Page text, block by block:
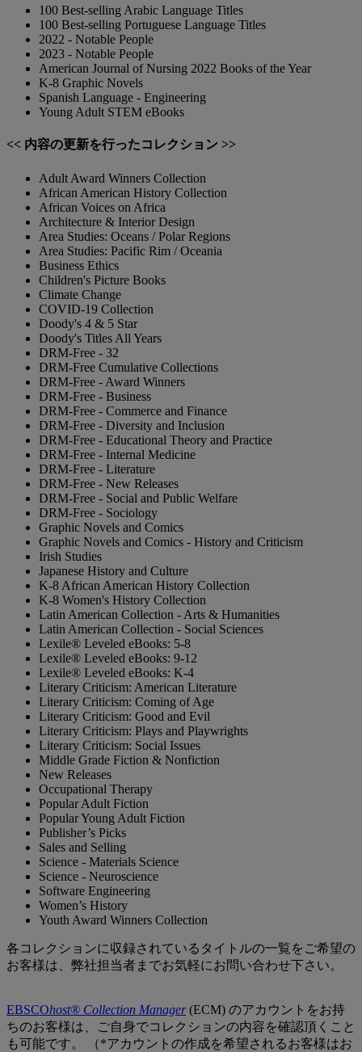
100 Best-selling Arabic Language Titles
100 Best-selling Portuguese Language Titles
2022 - Notable People
2023 - Notable People
American Journal of Nursing 2022 Books of the Year
K-8 Graphic Novels
Spanish Language - Engineering
Young Adult STEM eBooks
<< 内容の更新を行ったコレクション >>
Adult Award Winners Collection
African American History Collection
African Voices on Africa
Architecture & Interior Design
Area Studies: Oceans / Polar Regions
Area Studies: Pacific Rim / Oceania
Business Ethics
Children's Picture Books
Climate Change
COVID-19 Collection
Doody's 4 & 5 Star
Doody's Titles All Years
DRM-Free - 32
DRM-Free Cumulative Collections
DRM-Free - Award Winners
DRM-Free - Business
DRM-Free - Commerce and Finance
DRM-Free - Diversity and Inclusion
DRM-Free - Educational Theory and Practice
DRM-Free - Internal Medicine
DRM-Free - Literature
DRM-Free - New Releases
DRM-Free - Social and Public Welfare
DRM-Free - Sociology
Graphic Novels and Comics
Graphic Novels and Comics - History and Criticism
Irish Studies
Japanese History and Culture
K-8 African American History Collection
K-8 Women's History Collection
Latin American Collection - Arts & Humanities
Latin American Collection - Social Sciences
Lexile® Leveled eBooks: 5-8
Lexile® Leveled eBooks: 9-12
Lexile® Leveled eBooks: K-4
Literary Criticism: American Literature
Literary Criticism: Coming of Age
Literary Criticism: Good and Evil
Literary Criticism: Plays and Playwrights
Literary Criticism: Social Issues
Middle Grade Fiction & Nonfiction
New Releases
Occupational Therapy
Popular Adult Fiction
Popular Young Adult Fiction
Publisher’s Picks
Sales and Selling
Science - Materials Science
Science - Neuroscience
Software Engineering
Women’s History
Youth Award Winners Collection
各コレクションに収録されているタイトルの一覧をご希望の
お客様は、弊社担当者までお気軽にお問い合わせ下さい。
EBSCOhost® Collection Manager (ECM) のアカウントをお持
ちのお客様は、ご自身でコレクションの内容を確認頂くこと
も可能です。 （*アカウントの作成を希望されるお客様はお